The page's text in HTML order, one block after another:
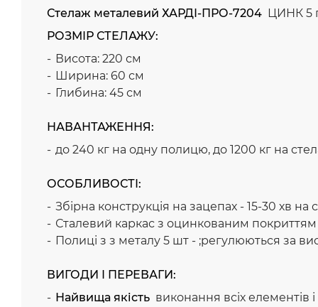
Стелаж металевий ХАРДІ-ПРО-7204 ЦИНК 5
РОЗМІР СТЕЛАЖУ:
Висота: 220 см
Ширина: 60 см
Глибина: 45 см
НАВАНТАЖЕННЯ:
до 240 кг на одну полицю, до 1200 кг на
ОСОБЛИВОСТІ:
Збірна конструкція на зацепах - 15-30 хв на
Сталевий каркас з оцинкованим покриттям
Полиці з з металу 5 шт - ;регулюються за
ВИГОДИ І ПЕРЕВАГИ:
Найвища якість виконання всіх елементів